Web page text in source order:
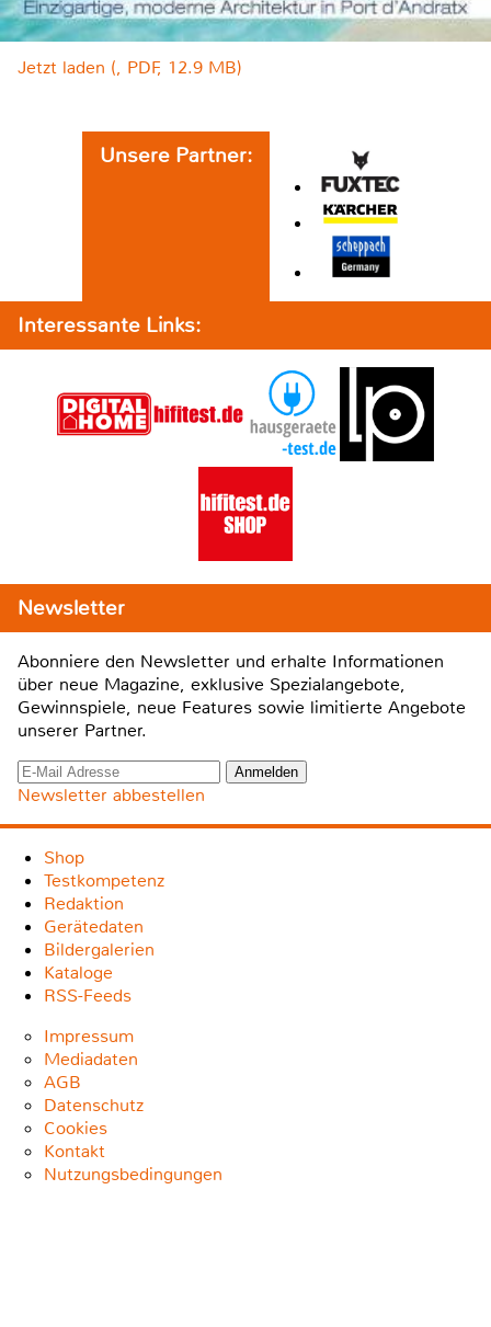
Jetzt laden (, PDF, 12.9 MB)
Unsere Partner:
Interessante Links:
Newsletter
Abonniere den Newsletter und erhalte Informationen
über neue Magazine, exklusive Spezialangebote,
Gewinnspiele, neue Features sowie limitierte Angebote
unserer Partner.
Newsletter abbestellen
Shop
Testkompetenz
Redaktion
Gerätedaten
Bildergalerien
Kataloge
RSS-Feeds
Impressum
Mediadaten
AGB
Datenschutz
Cookies
Kontakt
Nutzungsbedingungen